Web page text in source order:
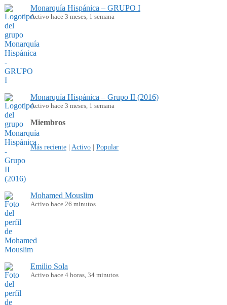
Monarquía Hispánica – GRUPO I
Activo hace 3 meses, 1 semana
Monarquía Hispánica – Grupo II (2016)
Activo hace 3 meses, 1 semana
Miembros
Más reciente | Activo | Popular
Mohamed Mouslim
Activo hace 26 minutos
Emilio Sola
Activo hace 4 horas, 34 minutos